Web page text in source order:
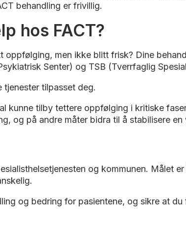
behandling er frivillig.
hos FACT?
men ikke blitt frisk? Dine
Senter) og TSB (Tverrfaglig
tjenester tilpasset deg.
kunne tilby tettere oppfølging i kritiske
og på andre måter bidra til å stabilisere en
og kommunen. Målet
og bedring for pasientene, og sikre at